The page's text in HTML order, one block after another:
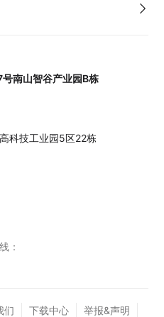
南山智谷产业园B栋
科技工业园5区22栋
：
们 下载中心 举报&声明